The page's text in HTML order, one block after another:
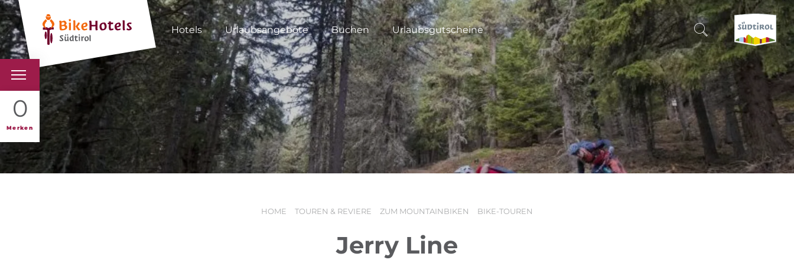
Hotels Urlaubsangebote Buchen Urlaubsgutscheine
0
Merken
BIKEHOTELS
HOTELS & PAKETE
TOUREN & REVIERE
SUCHEN & BUCHEN
ENTDECKE SÜDTIROL
WANN?
HOME TOUREN & REVIERE ZUM MOUNTAINBIKEN BIKE-TOUREN
Jerry Line